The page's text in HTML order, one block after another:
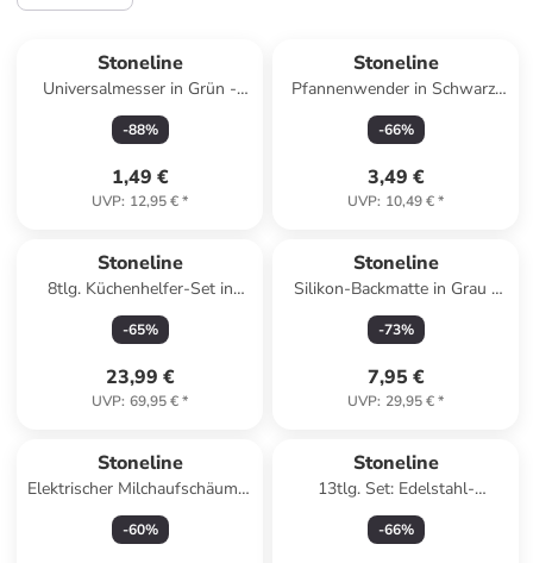
Stoneline
Universalmesser in Grün -
(L)20 cm
-88%
1,49 €
UVP: 12,95 €*
Stoneline
Pfannenwender in Schwarz/
Hellbraun - (L)33 cm
-66%
3,49 €
UVP: 10,49 €*
Stoneline
8tlg. Küchenhelfer-Set in
Schwarz/ Hellbraun
-65%
23,99 €
UVP: 69,95 €*
Stoneline
Silikon-Backmatte in Grau -
(L)29,5 x (B)42 cm
-73%
7,95 €
UVP: 29,95 €*
Stoneline
Elektrischer Milchaufschäumer
in Schwarz - (L)23,5 cm
-60%
Stoneline
13tlg. Set: Edelstahl-
Gewürzregal - (H)22,5 x Ø 19
cm
-66%